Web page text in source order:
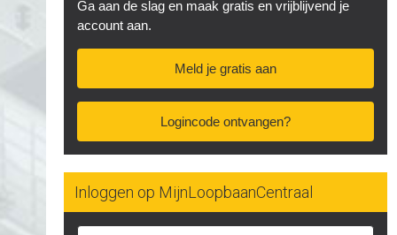
Ga aan de slag en maak gratis en vrijblijvend je
account aan.
Meld je gratis aan
Logincode ontvangen?
Inloggen op MijnLoopbaanCentraal